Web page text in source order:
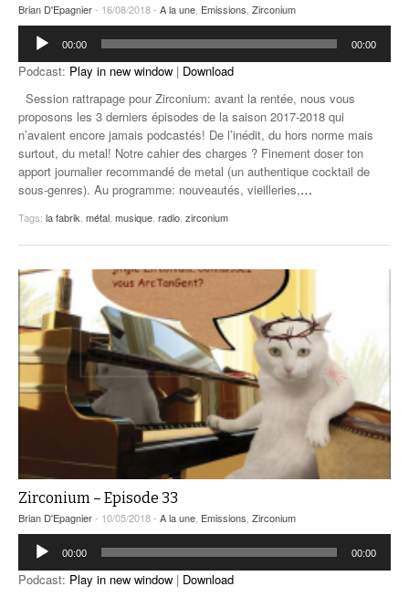
Brian D'Epagnier- 16/08/2018 - A la une Emissions Zirconium
Lecteur
audio
00:00 00:00
Podcast: Play in new window | Download
Session rattrapage pour Zirconium: avant la rentée, nous vous
proposons les 3 derniers épisodes de la saison 2017-2018 qui
n’avaient encore jamais podcastés! De l’inédit, du hors norme mais
surtout, du metal! Notre cahier des charges ? Finement doser ton
apport journalier recommandé de metal (un authentique cocktail de
sous-genres). Au programme: nouveautés, vieilleries,…
Tags: la fabrik métal musique radio zirconium
Zirconium – Episode 33
Brian D'Epagnier- 10/05/2018 - A la une, Emissions, Zirconium
Lecteur
audio
00:00 00:00
Podcast: Play in new window | Download